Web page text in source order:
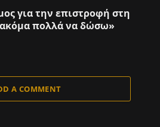
για την επιστροφή στη
πολλά να δώσω»
A COMMENT